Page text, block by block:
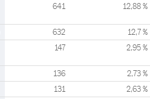
641 12,88 %
632 12,7 %
147 2,95 %
136 2,73 %
131 2,63 %